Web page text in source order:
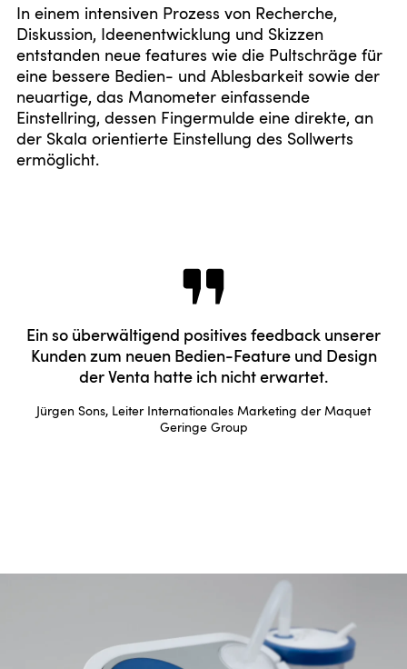
In einem intensiven Prozess von Recherche,
Diskussion, Ideenentwicklung und Skizzen
entstanden neue features wie die Pultschräge für
eine bessere Bedien- und Ablesbarkeit sowie der
neuartige, das Manometer einfassende
Einstellring, dessen Fingermulde eine direkte, an
der Skala orientierte Einstellung des Sollwerts
ermöglicht.
Ein so überwältigend positives feedback unserer
Kunden zum neuen Bedien-Feature und Design
der Venta hatte ich nicht erwartet.
Jürgen Sons, Leiter Internationales Marketing der Maquet
Geringe Group